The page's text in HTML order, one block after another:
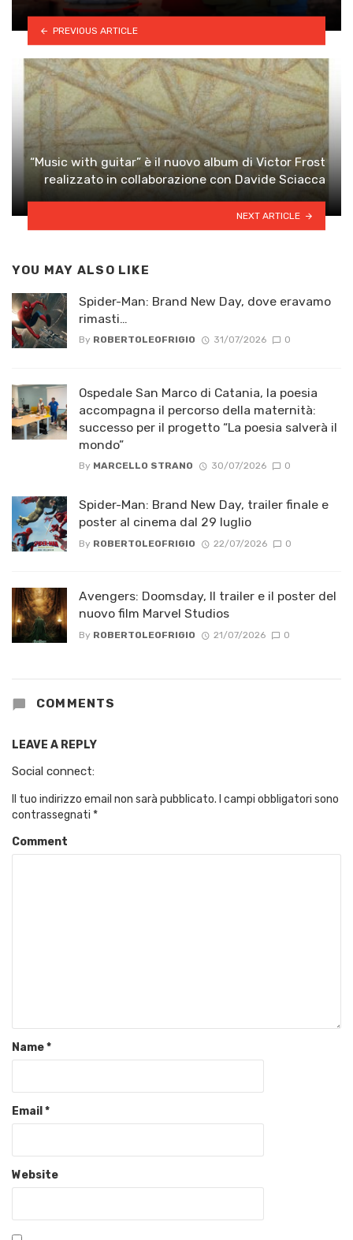
PREVIOUS ARTICLE
“Music with guitar” è il nuovo album di Victor Frost
realizzato in collaborazione con Davide Sciacca
NEXT ARTICLE
YOU MAY ALSO LIKE
Spider-Man: Brand New Day, dove eravamo
rimasti…
By ROBERTOLEOFRIGIO 31/07/2026 0
Ospedale San Marco di Catania, la poesia
accompagna il percorso della maternità:
successo per il progetto “La poesia salverà il
mondo”
By MARCELLO STRANO 30/07/2026 0
Spider-Man: Brand New Day, trailer finale e
poster al cinema dal 29 luglio
By ROBERTOLEOFRIGIO 22/07/2026 0
Avengers: Doomsday, Il trailer e il poster del
nuovo film Marvel Studios
By ROBERTOLEOFRIGIO 21/07/2026 0
COMMENTS
LEAVE A REPLY
Social connect:
Il tuo indirizzo email non sarà pubblicato. I campi obbligatori sono
contrassegnati *
Comment
Name*
Email *
Website